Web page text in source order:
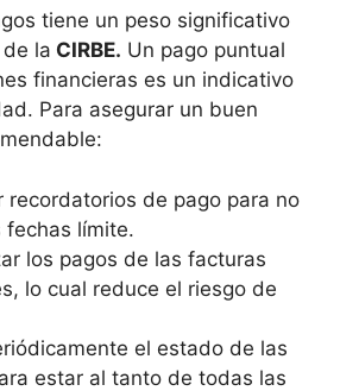
tiene un peso significativo
la CIRBE. Un pago puntual
financieras es un indicativo
Para asegurar un buen
recordatorios de pago para no
fechas límite.
los pagos de las facturas
lo cual reduce el riesgo de
el estado de las
estar al tanto de todas las